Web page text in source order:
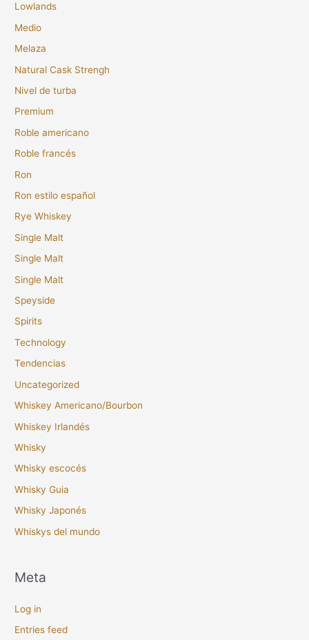
Lowlands
Medio
Melaza
Natural Cask Strengh
Nivel de turba
Premium
Roble americano
Roble francés
Ron
Ron estilo español
Rye Whiskey
Single Malt
Single Malt
Single Malt
Speyside
Spirits
Technology
Tendencias
Uncategorized
Whiskey Americano/Bourbon
Whiskey Irlandés
Whisky
Whisky escocés
Whisky Guia
Whisky Japonés
Whiskys del mundo
Meta
Log in
Entries feed